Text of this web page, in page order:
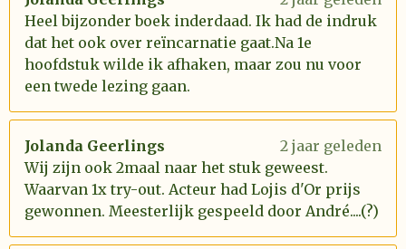
Heel bijzonder boek inderdaad. Ik had de indruk
dat het ook over reïncarnatie gaat.Na 1e
hoofdstuk wilde ik afhaken, maar zou nu voor
een twede lezing gaan.
Jolanda Geerlings
2 jaar geleden
Wij zijn ook 2maal naar het stuk geweest.
Waarvan 1x try-out. Acteur had Lojis d'Or prijs
gewonnen. Meesterlijk gespeeld door André....(?)